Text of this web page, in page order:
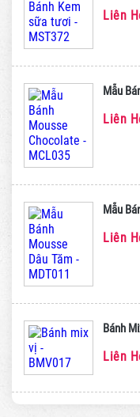
Liên
Mẫu
Liên
Mẫu
Liên
Bánh
Liên